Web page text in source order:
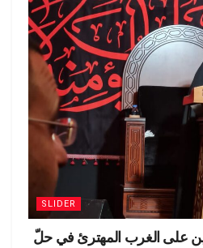
SLIDER
على الغرب المهترئ في حلّ